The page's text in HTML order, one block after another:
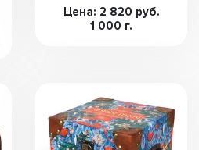
Цена: 2 820 руб.
1 000 г.